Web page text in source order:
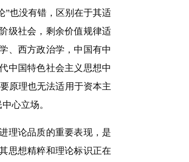
”也没有错，区别在于其适
级社会，剩余价值规律适
、西方政治学，中国有中
中国特色社会主义思想中
原理也无法适用于资本主
心立场。
理论品质的重要表现，是
思想精粹和理论标识正在